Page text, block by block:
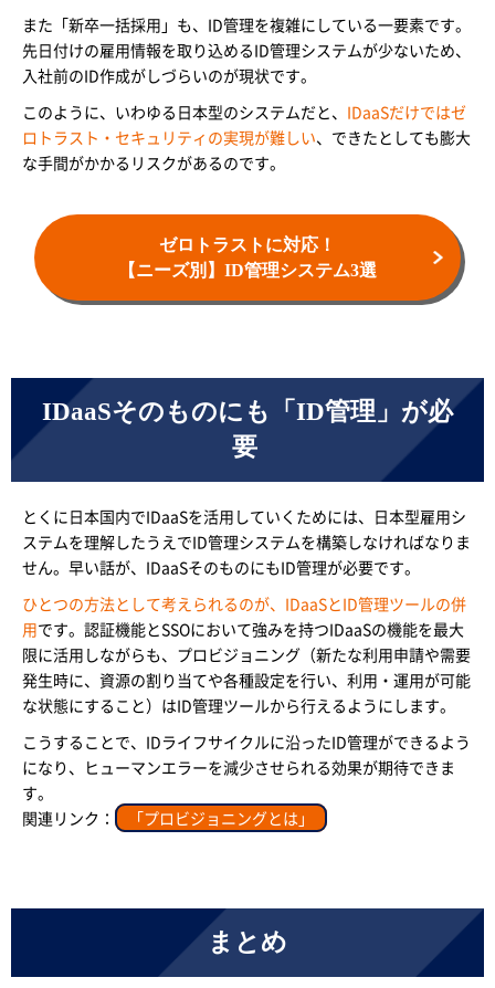
また「新卒一括採用」も、ID管理を複雑にしている一要素です。
先日付けの雇用情報を取り込めるID管理システムが少ないため、
入社前のID作成がしづらいのが現状です。
このように、いわゆる日本型のシステムだと、 IDaaSだけではゼ
ロトラスト・セキュリティの実現が難しい、できたとしても膨大
な手間がかかるリスクがあるのです。
ゼロトラストに対応！
【ニーズ別】ID管理システム3選
IDaaSそのものにも「ID管理」が必
要
とくに日本国内でIDaaSを活用していくためには、日本型雇用シ
ステムを理解したうえでID管理システムを構築しなければなりま
せん。早い話が、IDaaSそのものにもID管理が必要です。
ひとつの方法として考えられるのが、IDaaSとID管理ツールの併
用です。認証機能とSSOにおいて強みを持つIDaaSの機能を最大
限に活用しながらも、プロビジョニング（新たな利用申請や需要
発生時に、資源の割り当てや各種設定を行い、利用・運用が可能
な状態にすること）はID管理ツールから行えるようにします。
こうすることで、IDライフサイクルに沿ったID管理ができるよう
になり、ヒューマンエラーを減少させられる効果が期待できま
す。
関連リンク：
「プロビジョニングとは」
まとめ